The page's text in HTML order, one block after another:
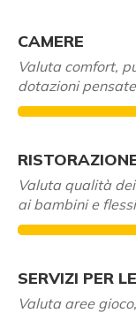
CAMERE
Valuta comfort,
dotazioni
Valuta qualità
ai bambini e
SERVIZI PER
Valuta aree